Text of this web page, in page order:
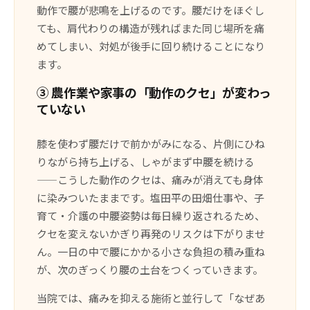
動作で腰が悲鳴を上げるのです。腰だけをほぐし
ても、肩代わりの構造が残ればまた同じ場所を痛
めてしまい、対処が後手に回り続けることになり
ます。
③ 農作業や家事の「動作のクセ」が変わっ
ていない
膝を使わず腰だけで前かがみになる、片側にひね
りながら持ち上げる、しゃがまず中腰を続ける
——こうした動作のクセは、痛みが消えても身体
に染みついたままです。塩田平の田畑仕事や、子
育て・介護の中腰姿勢は毎日繰り返されるため、
クセを変えないかぎり再発のリスクは下がりませ
ん。一日の中で腰にかかる小さな負担の積み重ね
が、次のぎっくり腰の土台をつくっていきます。
当院では、痛みを抑える施術と並行して「なぜあ